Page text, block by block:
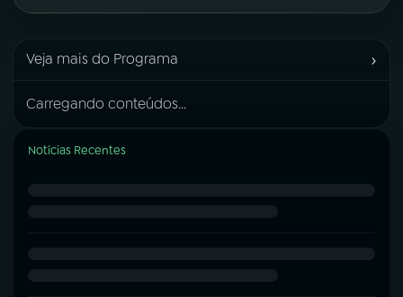
Veja mais do Programa ›
Carregando conteúdos...
Notícias Recentes